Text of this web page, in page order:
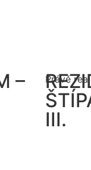
–
III.
Právě